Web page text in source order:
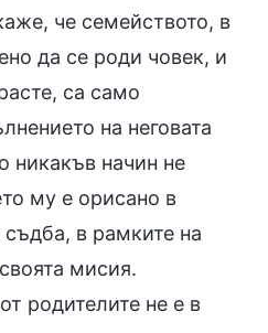
че семейството, в
да се роди човек, и
са само
на неговата
никакъв начин не
му е орисано в
в рамките на
мисия.
родителите не е в